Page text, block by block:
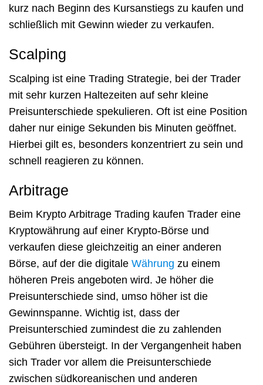
kurz nach Beginn des Kursanstiegs zu kaufen und
schließlich mit Gewinn wieder zu verkaufen.
Scalping
Scalping ist eine Trading Strategie, bei der Trader
mit sehr kurzen Haltezeiten auf sehr kleine
Preisunterschiede spekulieren. Oft ist eine Position
daher nur einige Sekunden bis Minuten geöffnet.
Hierbei gilt es, besonders konzentriert zu sein und
schnell reagieren zu können.
Arbitrage
Beim Krypto Arbitrage Trading kaufen Trader eine
Kryptowährung auf einer Krypto-Börse und
verkaufen diese gleichzeitig an einer anderen
Börse, auf der die digitale Währung zu einem
höheren Preis angeboten wird. Je höher die
Preisunterschiede sind, umso höher ist die
Gewinnspanne. Wichtig ist, dass der
Preisunterschied zumindest die zu zahlenden
Gebühren übersteigt. In der Vergangenheit haben
sich Trader vor allem die Preisunterschiede
zwischen südkoreanischen und anderen